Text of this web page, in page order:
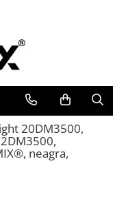
20DM3500,
neagra,